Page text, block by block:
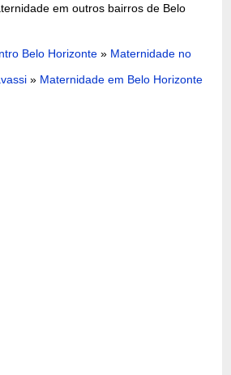
em outros bairros de Belo
Belo Horizonte » Maternidade no
» Maternidade em Belo Horizonte